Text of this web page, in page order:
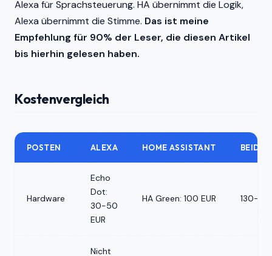
Alexa für Sprachsteuerung. HA übernimmt die Logik,
Alexa übernimmt die Stimme. Das ist meine
Empfehlung für 90% der Leser, die diesen Artikel
bis hierhin gelesen haben.
Kostenvergleich
POSTEN ALEXA HOME ASSISTANT
Hardware
Echo
Dot:
30-50
EUR
HA Green: 100 EUR 130-
Nicht